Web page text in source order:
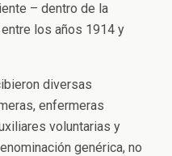
– dentro de la
los años 1914 y
diversas
enfermeras
voluntarias y
genérica, no